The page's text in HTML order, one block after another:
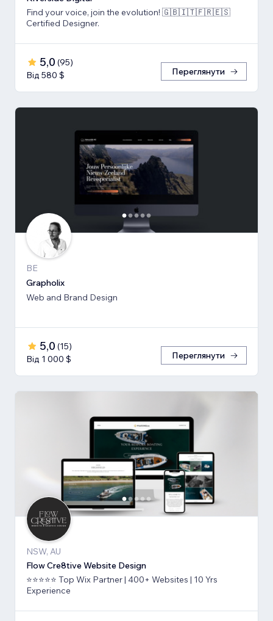
Find your voice, join the evolution! 🇬🇧🇮🇹🇫🇷🇪🇸
Certified Designer.
5,0 (95)
Від 580 $
Переглянути
BE
Grapholix
Web and Brand Design
5,0 (15)
Від 1 000 $
Переглянути
NSW, AU
Flow Cre8tive Website Design
⭐⭐⭐⭐⭐ Top Wix Partner | 400+ Websites | 10 Yrs
Experience